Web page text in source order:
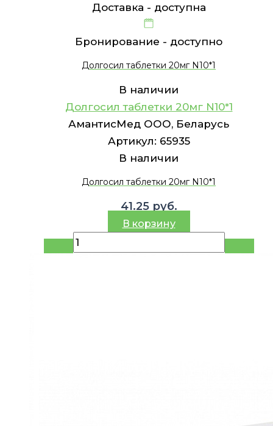
Доставка - доступна
Бронирование - доступно
Долгосил таблетки 20мг N10*1
В наличии
Долгосил таблетки 20мг N10*1
АмантисМед ООО, Беларусь
Артикул: 65935
В наличии
Долгосил таблетки 20мг N10*1
41.25 руб.
В корзину